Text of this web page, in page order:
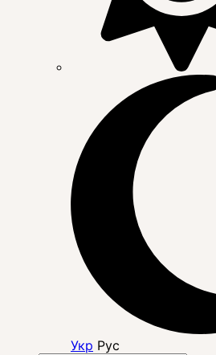
Укр Рус